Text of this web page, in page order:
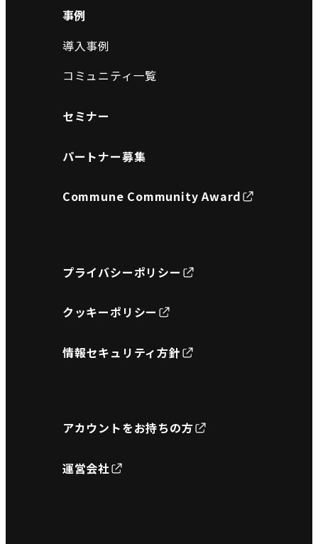
事例
導入事例
コミュニティ一覧
セミナー
パートナー募集
Commune Community Award
プライバシーポリシー
クッキーポリシー
情報セキュリティ方針
アカウントをお持ちの方
運営会社